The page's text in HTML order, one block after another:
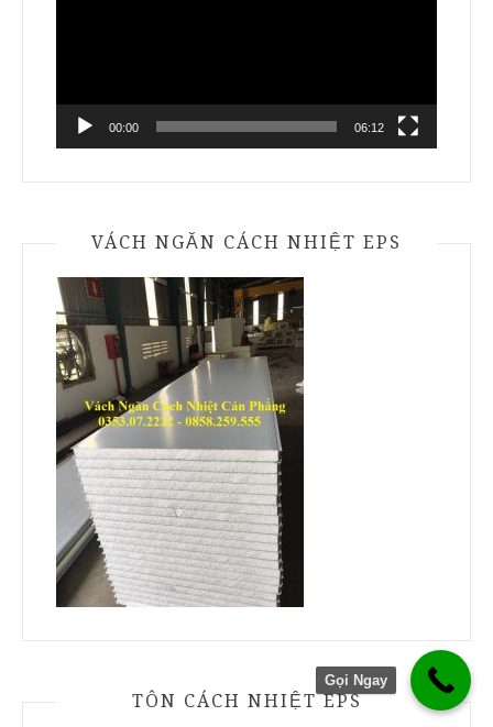
00:00 06:12
VÁCH NGĂN CÁCH NHIỆT EPS
TÔN CÁCH NHIỆT EPS
Gọi Ngay